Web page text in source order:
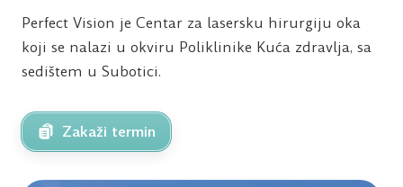
Perfect Vision je Centar za lasersku hirurgiju oka
koji se nalazi u okviru Poliklinike Kuća zdravlja, sa
sedištem u Subotici.
Zakaži termin